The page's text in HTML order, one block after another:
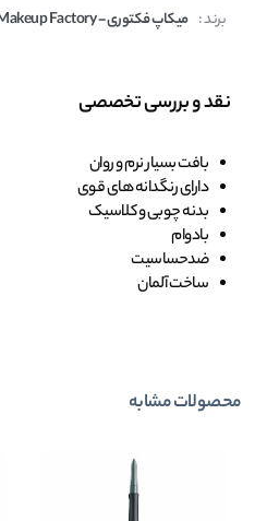
برند : میکاپ فکتوری - Makeup Factory
نقد و بررسی تخصصی
بافت بسیار نرم و روان
دارای رنگدانه های قوی
بدنه چوبی و کلاسیک
بادوام
ضدحساسیت
ساخت آلمان
محصولات مشابه